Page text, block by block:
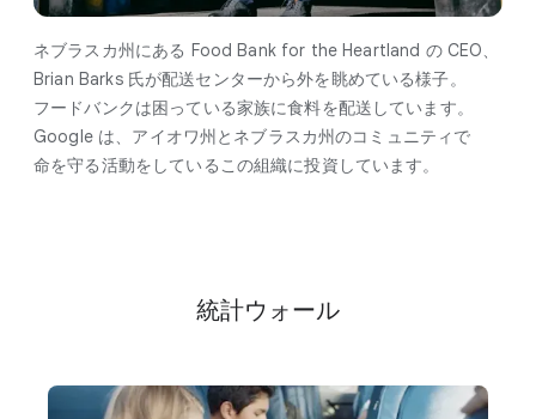
ネブラスカ州に​ある Food Bank for the Heartland の CEO、​
Brian Barks 氏が​配送センターから​外を​眺めている​様子。​
フードバンクは​困っている​家族に​食料を​配送しています。​
Google は、​アイオワ州と​ネブラスカ州の​コミュニティで​
命を​守る​活動を​している​この​組織に​投資しています。
統計ウォール